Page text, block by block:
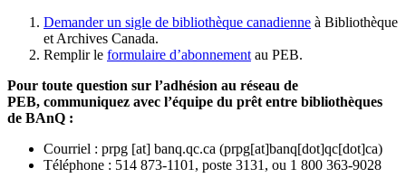
Demander un sigle de bibliothèque canadienne à Bibliothèque
et Archives Canada.
Remplir le formulaire d’abonnement au PEB.
Pour toute question sur l’adhésion au réseau de
PEB, communiquez avec l’équipe du prêt entre bibliothèques
de BAnQ :
Courriel : prpg [at] banq.qc.ca (prpg[at]banq[dot]qc[dot]ca)
Téléphone : 514 873-1101, poste 3131, ou 1 800 363-9028